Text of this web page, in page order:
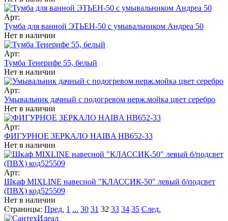
Арт:
Тумба для ванной ЭТЬЕН-50 с умывальником Андреа 50
Нет в наличии
Арт:
Тумба Тенерифе 55, белый
Нет в наличии
Арт:
Умывальник дачный с подогревом нерж.мойка цвет серебро
Нет в наличии
Арт:
ФИГУРНОЕ ЗЕРКАЛО HAIBA HB652-33
Нет в наличии
Арт:
Шкаф MIXLINE навесной "КЛАССИК-50" левый б/подсвет
(ПВХ) код525509
Нет в наличии
Страницы: Пред. 1 ... 30 31 32 33 34 35 След.